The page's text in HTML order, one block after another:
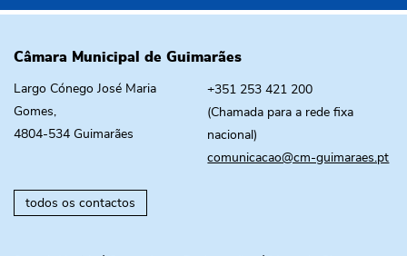
Câmara Municipal de Guimarães
Largo Cónego José Maria
Gomes,
4804-534 Guimarães
+351 253 421 200
(Chamada para a rede fixa
nacional)
comunicacao@cm-guimaraes.pt
todos os contactos